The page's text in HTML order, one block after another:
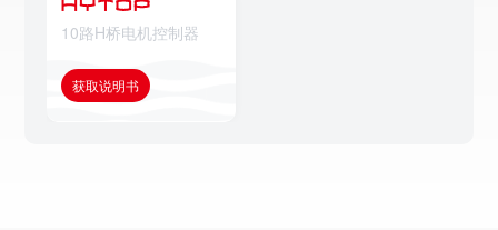
10路H桥电机控制器
获取说明书